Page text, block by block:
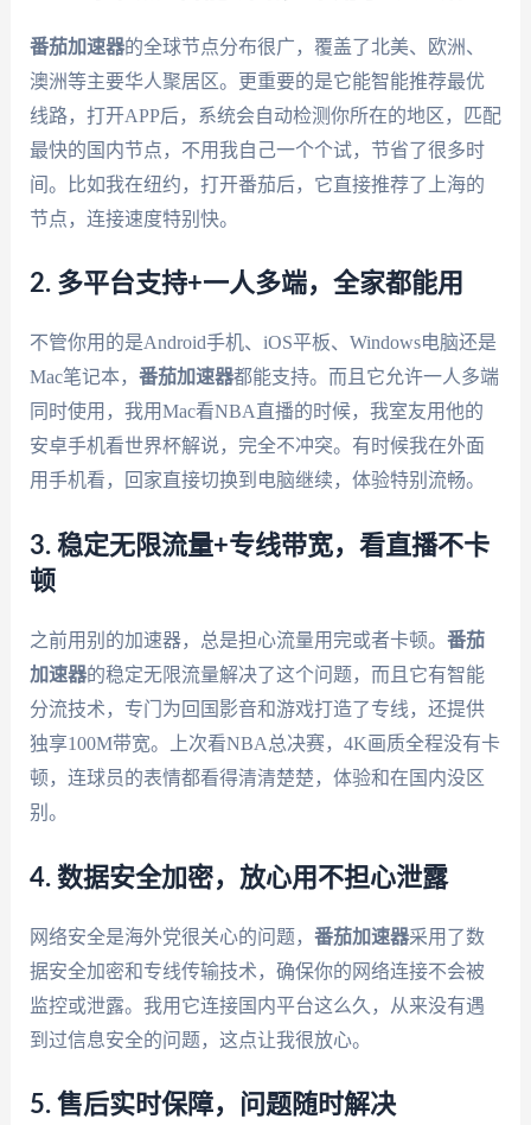
番茄加速器的全球节点分布很广，覆盖了北美、欧洲、
澳洲等主要华人聚居区。更重要的是它能智能推荐最优
线路，打开APP后，系统会自动检测你所在的地区，匹配
最快的国内节点，不用我自己一个个试，节省了很多时
间。比如我在纽约，打开番茄后，它直接推荐了上海的
节点，连接速度特别快。
2. 多平台支持+一人多端，全家都能用
不管你用的是Android手机、iOS平板、Windows电脑还是
Mac笔记本， 番茄加速器都能支持。而且它允许一人多端
同时使用，我用Mac看NBA直播的时候，我室友用他的
安卓手机看世界杯解说，完全不冲突。有时候我在外面
用手机看，回家直接切换到电脑继续，体验特别流畅。
3. 稳定无限流量+专线带宽，看直播不卡
顿
之前用别的加速器，总是担心流量用完或者卡顿。 番茄
加速器的稳定无限流量解决了这个问题，而且它有智能
分流技术，专门为回国影音和游戏打造了专线，还提供
独享100M带宽。上次看NBA总决赛，4K画质全程没有卡
顿，连球员的表情都看得清清楚楚，体验和在国内没区
别。
4. 数据安全加密，放心用不担心泄露
网络安全是海外党很关心的问题， 番茄加速器采用了数
据安全加密和专线传输技术，确保你的网络连接不会被
监控或泄露。我用它连接国内平台这么久，从来没有遇
到过信息安全的问题，这点让我很放心。
5. 售后实时保障，问题随时解决